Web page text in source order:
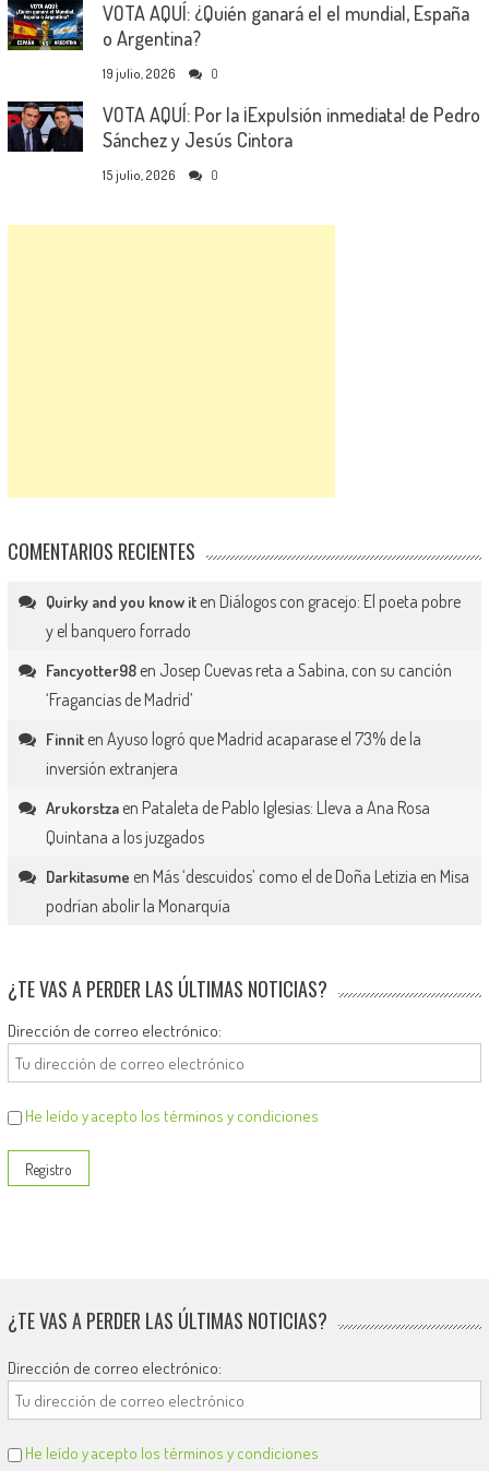
VOTA AQUÍ: ¿Quién ganará el el mundial, España
o Argentina?
19 julio, 2026 0
VOTA AQUÍ: Por la ¡Expulsión inmediata! de Pedro
Sánchez y Jesús Cintora
15 julio, 2026 0
COMENTARIOS RECIENTES
Quirky and you know iten Diálogos con gracejo: El poeta pobre
y el banquero forrado
Fancyotter98en Josep Cuevas reta a Sabina, con su canción
‘Fragancias de Madrid’
Finniten Ayuso logró que Madrid acaparase el 73% de la
inversión extranjera
Arukorstzaen Pataleta de Pablo Iglesias: Lleva a Ana Rosa
Quintana a los juzgados
Darkitasume en Más ‘descuidos’ como el de Doña Letizia en Misa
podrían abolir la Monarquía
¿TE VAS A PERDER LAS ÚLTIMAS NOTICIAS?
Dirección de correo electrónico:
He leído y acepto los términos y condiciones
¿TE VAS A PERDER LAS ÚLTIMAS NOTICIAS?
Dirección de correo electrónico:
He leído y acepto los términos y condiciones